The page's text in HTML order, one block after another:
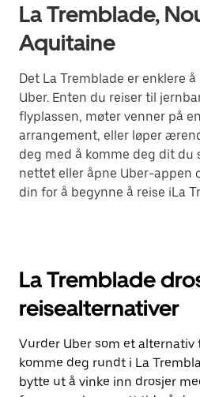
La Tremblade,
Aquitaine
Det La Tremblade er enklere
Uber. Enten du reiser til
flyplassen, møter venner på
arrangement, eller løper
deg med å komme deg dit du
nettet eller åpne Uber-appen
din for å begynne å reise iLa
La Tremblade
reisealternativer
Vurder Uber som et alternativ
komme deg rundt i La
bytte ut å vinke inn drosjer